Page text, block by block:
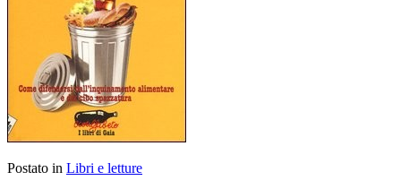
Postato in Libri e letture